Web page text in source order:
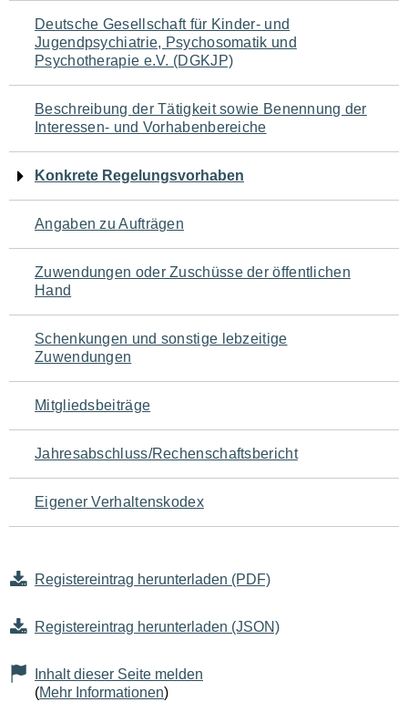
Navigation
für
den
Seiteninhalt
Deutsche Gesellschaft für Kinder- und
Jugendpsychiatrie, Psychosomatik und
Psychotherapie e.V. (DGKJP)
Beschreibung der Tätigkeit sowie Benennung der
Interessen- und Vorhabenbereiche
Konkrete Regelungsvorhaben
Angaben zu Aufträgen
Zuwendungen oder Zuschüsse der öffentlichen
Hand
Schenkungen und sonstige lebzeitige
Zuwendungen
Mitgliedsbeiträge
Jahresabschluss/Rechenschaftsbericht
Eigener Verhaltenskodex
Registereintrag herunterladen (PDF)
Registereintrag herunterladen (JSON)
Inhalt dieser Seite melden
(Mehr Informationen)